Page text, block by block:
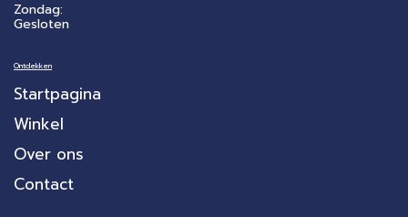
Zondag:
Gesloten
Ontdekken
Startpagina
Winkel
Over ons
Contact